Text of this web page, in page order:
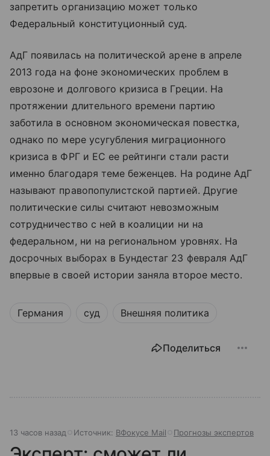
запретить организацию может только
Федеральный конституционный суд.
АдГ появилась на политической арене в апреле
2013 года на фоне экономических проблем в
еврозоне и долгового кризиса в Греции. На
протяжении длительного времени партию
заботила в основном экономическая повестка,
однако по мере усугубления миграционного
кризиса в ФРГ и ЕС ее рейтинги стали расти
именно благодаря теме беженцев. На родине АдГ
называют правопопулистской партией. Другие
политические силы считают невозможным
сотрудничество с ней в коалиции ни на
федеральном, ни на региональном уровнях. На
досрочных выборах в Бундестаг 23 февраля АдГ
впервые в своей истории заняла второе место.
Германия суд Внешняя политика
Поделиться
13 часов назад Источник: ВФокусе Mail Прогнозы экспертов